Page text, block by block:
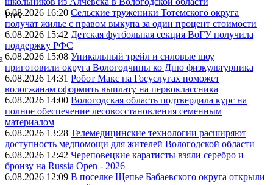
6.08.2026 16:20 Сельские труженики Тотемского округа
получат жилье с правом выкупа за один процент стоимости
6.08.2026 15:42 Детская футбольная секция ВоГУ получила
поддержку РФС
6.08.2026 15:08 Уникальный трейл и силовые шоу
приготовили округа Вологодчины ко Дню физкультурника
6.08.2026 14:31 Робот Макс на Госуслугах поможет
вологжанам оформить выплату на первоклассника
6.08.2026 14:00 Вологодская область подтвердила курс на
полное обеспечение лесовосстановления семенным
материалом
6.08.2026 13:28 Телемедицинские технологии расширяют
доступность медпомощи для жителей Вологодской области
6.08.2026 12:42 Череповецкие каратисты взяли серебро и
бронзу на Russia Open - 2026
6.08.2026 12:09 В поселке Щепье Бабаевского округа открыли
Prev